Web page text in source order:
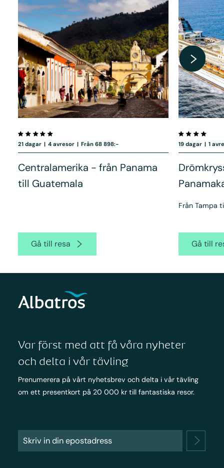
21 dagar | 4 avresor | Från 68 898:-
Centralamerika - från Panama
till Guatemala
Gå till resa
19 dagar | 1
Från Tampa
Gå till
Var först med att få våra nyheter
och delta i vår tävling
Prenumerera på vårt nyhetsbrev och delta i vår tävling
om ett presentkort på 20 000 kr till fantastiska resor.